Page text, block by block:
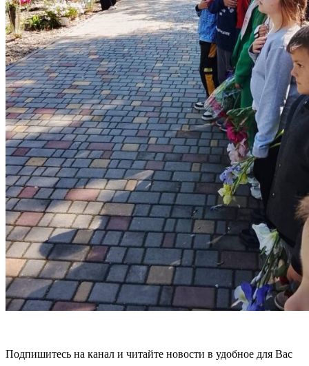
Подпишитесь на канал и читайте новости в удобное для Вас